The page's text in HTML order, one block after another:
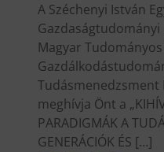
A Széchenyi István
Magyar
meghívja Önt a
PARADIGMÁK A
GENERÁCIÓK ÉS […]